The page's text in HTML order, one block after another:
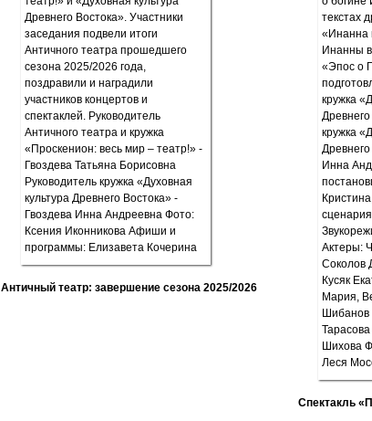
Античный театр: завершение сезона 2025/2026
Спектакль